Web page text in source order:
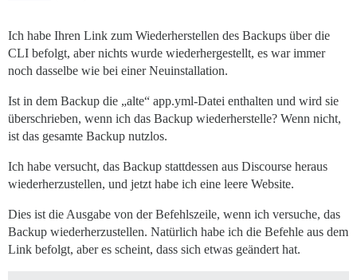
Ich habe Ihren Link zum Wiederherstellen des Backups über die
CLI befolgt, aber nichts wurde wiederhergestellt, es war immer
noch dasselbe wie bei einer Neuinstallation.
Ist in dem Backup die „alte“ app.yml-Datei enthalten und wird sie
überschrieben, wenn ich das Backup wiederherstelle? Wenn nicht,
ist das gesamte Backup nutzlos.
Ich habe versucht, das Backup stattdessen aus Discourse heraus
wiederherzustellen, und jetzt habe ich eine leere Website.
Dies ist die Ausgabe von der Befehlszeile, wenn ich versuche, das
Backup wiederherzustellen. Natürlich habe ich die Befehle aus dem
Link befolgt, aber es scheint, dass sich etwas geändert hat.